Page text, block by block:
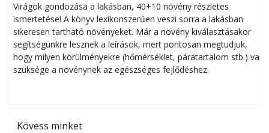
Virágok gondozása a lakásban, 40+10 növény részletes
ismertetése! A könyv lexikonszerűen veszi sorra a lakásban
sikeresen tart­ha­tó növényeket. Már a növény kiválasztásakor
segítségünkre lesznek a leírások, mert pontosan megtudjuk,
hogy milyen körülményekre (hőmérséklet, páratartalom stb.) van
szüksége a növénynek az egészséges fejlődéshez.
Kövess minket